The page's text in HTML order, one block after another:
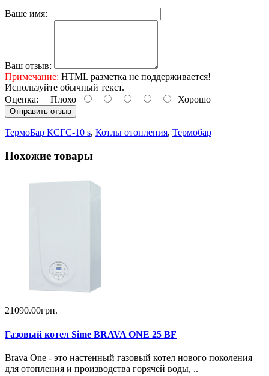
Ваше имя:
Ваш отзыв:
Примечание: HTML разметка не поддерживается!
Используйте обычный текст.
Оценка: Плохо Хорошо
Отправить отзыв
ТермоБар КСГС-10 s, Котлы отопления, Термобар
Похожие товары
21090.00грн.
Газовый котел Sime BRAVA ONE 25 BF
Brava One - это настенный газовый котел нового поколения
для отопления и производства горячей воды, ..